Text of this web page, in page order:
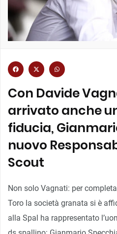
Con Davide
arrivato anche
fiducia,
nuovo
Scout
Non solo Vagnati: per
Toro la società granata si è
alla Spal ha rappresentato